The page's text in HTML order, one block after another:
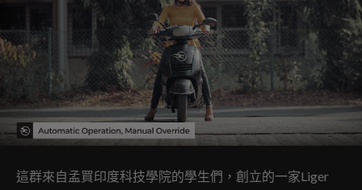
這群來自孟買印度科技學院的學生們，創立的一家Liger